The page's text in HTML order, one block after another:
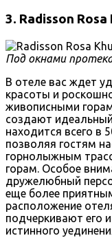
3. Radisson
Под окнами
В отеле вас ждет
красоты и
живописными
создают
находится всего в
позволяя гостям
горнолыжным
горам. Особое
дружелюбный
еще более
расположение
подчеркивают его
истинного